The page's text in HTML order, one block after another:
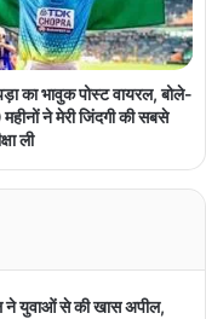
का भावुक पोस्ट वायरल, बोले-
ने मेरी जिंदगी की सबसे
ली
ने युवाओं से की खास अपील,